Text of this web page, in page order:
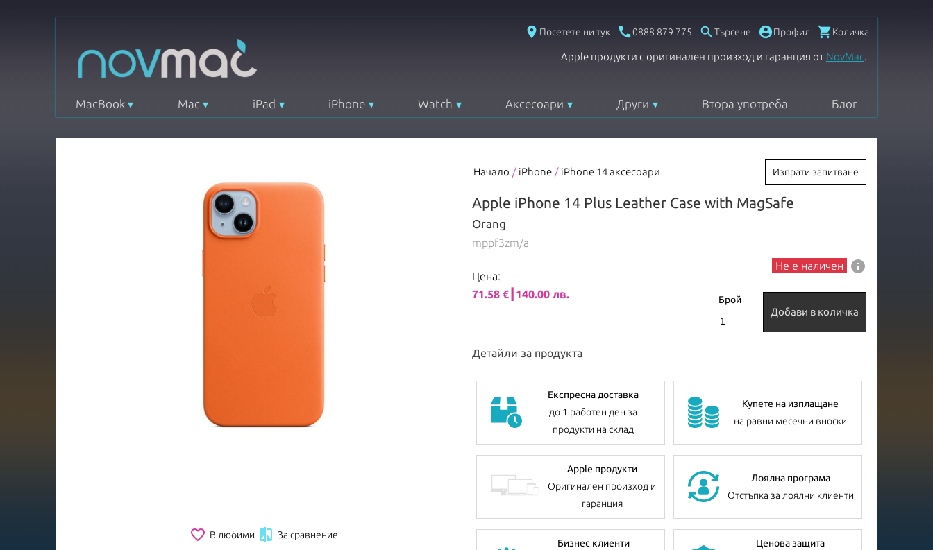
place Посетете ни тук 0888 879 775  Търсене Профил Количка
Apple продукти с оригинален произход и гаранция от NovMac.
MacBook Mac iPad iPhone Watch Аксесоари Други Втора употреба Блог
favorite_border В любими  За сравнение
Начало / iPhone / iPhone 14 аксесоари Изпрати запитване
Apple iPhone 14 Plus Leather Case with MagSafe
Orang
mppf3zm/a
Цена:
71.58 €┃140.00 лв.
Не е наличен info
Брой
Добави в количка
Детайли за продукта
Експресна доставка
до 1 работен ден за
продукти на склад
Купете на изплащане
на равни месечни вноски
Apple продукти
Оригинален произход и
гаранция
Лоялна програма
Отстъпка за лоялни клиенти
Бизнес клиенти
Ценова защита